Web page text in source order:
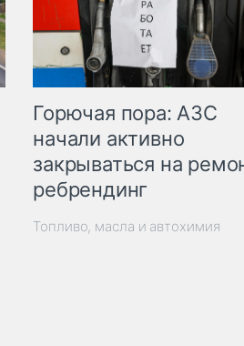
Горючая пора: АЗС
начали активно
закрываться на
ребрендинг
Топливо, масла и автохимия